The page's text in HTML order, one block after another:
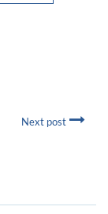
Next post